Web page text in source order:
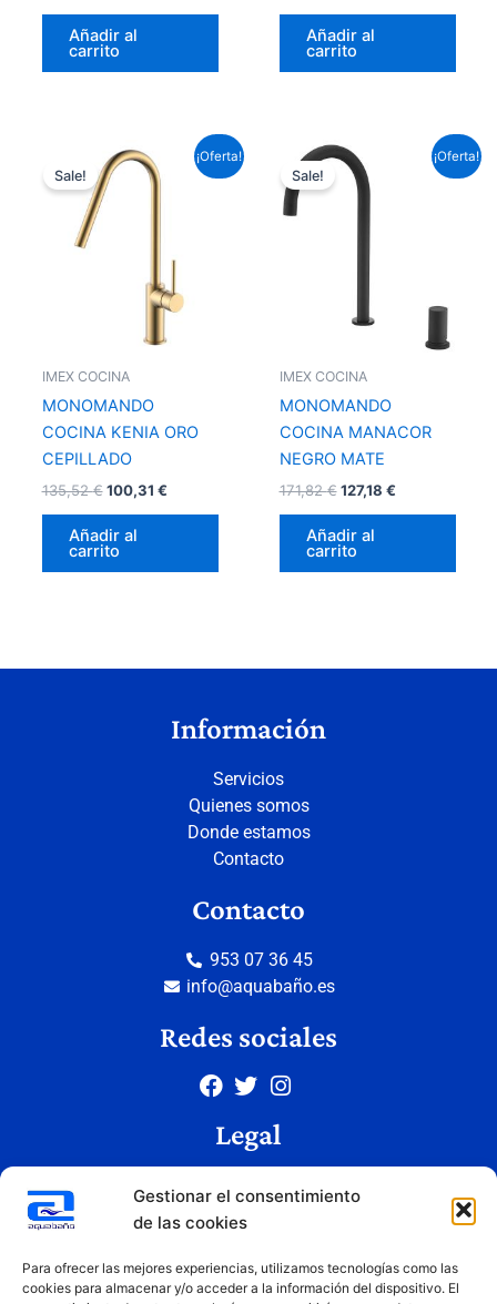
Gestionar el consentimiento
de las cookies
Para ofrecer las mejores experiencias, utilizamos tecnologías como las
cookies para almacenar y/o acceder a la información del dispositivo. El
Añadir al
carrito
Añadir al
carrito
¡Oferta!
Sale!
IMEX COCINA
MONOMANDO
COCINA KENIA ORO
CEPILLADO
135,52€
El
precio
original
100,31 €
precio
Añadir al
carrito
¡Oferta!
Sale!
IMEX COCINA
MONOMANDO
COCINA MANACOR
NEGRO MATE
171,82€
El
precio
original
127,18 €
precio
Añadir al
carrito
Información
Servicios
Quienes somos
Donde estamos
Contacto
Contacto
953 07 36 45
info@aquabaño.es
Redes sociales
Legal
Política de privacidad
Condiciones de uso